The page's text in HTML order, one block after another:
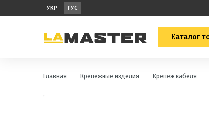
УКР РУС
Каталог
Главная Крепежные изделия Крепеж кабеля